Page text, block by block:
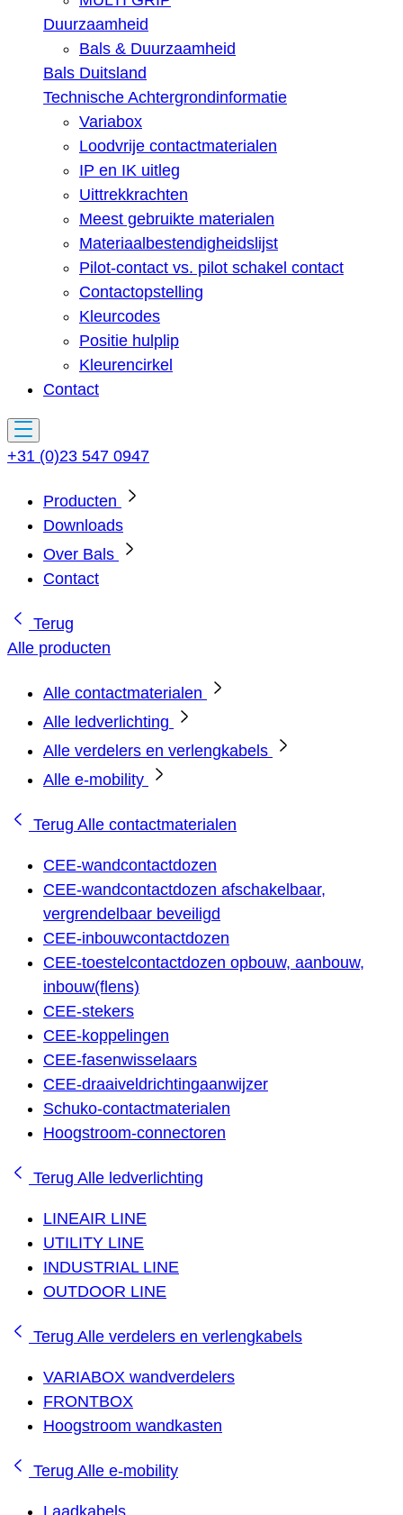
Duurzaamheid
Bals & Duurzaamheid
Bals Duitsland
Technische Achtergrondinformatie
Variabox
Loodvrije contactmaterialen
IP en IK uitleg
Uittrekkrachten
Meest gebruikte materialen
Materiaalbestendigheidslijst
Pilot-contact vs. pilot schakel contact
Contactopstelling
Kleurcodes
Positie hulplip
Kleurencirkel
Contact
+31 (0)23 547 0947
Producten
Downloads
Over Bals
Contact
Terug
Alle producten
Alle contactmaterialen
Alle ledverlichting
Alle verdelers en verlengkabels
Alle e-mobility
Terug Alle contactmaterialen
CEE-wandcontactdozen
CEE-wandcontactdozen afschakelbaar,
vergrendelbaar beveiligd
CEE-inbouwcontactdozen
CEE-toestelcontactdozen opbouw, aanbouw,
inbouw(flens)
CEE-stekers
CEE-koppelingen
CEE-fasenwisselaars
CEE-draaiveldrichtingaanwijzer
Schuko-contactmaterialen
Hoogstroom-connectoren
Terug Alle ledverlichting
LINEAIR LINE
UTILITY LINE
INDUSTRIAL LINE
OUTDOOR LINE
Terug Alle verdelers en verlengkabels
VARIABOX wandverdelers
FRONTBOX
Hoogstroom wandkasten
Terug Alle e-mobility
Laadkabels